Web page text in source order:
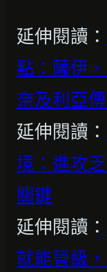
延伸閱讀：
點：薩伊
奈及利亞
延伸閱讀：
境：進攻
關鍵
延伸閱讀：
就能晉級